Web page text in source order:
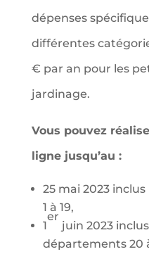
dépenses
différentes
€ par an pour les
jardinage.
Vous pouvez
ligne jusqu’au :
25 mai 2023
1 à 19,
1
er
juin 2023
départements 20